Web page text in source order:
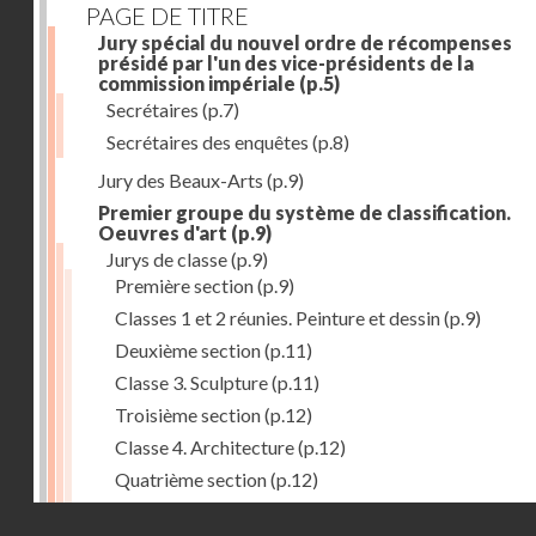
PAGE DE TITRE
Jury spécial du nouvel ordre de récompenses
présidé par l'un des vice-présidents de la
commission impériale (p.5)
Secrétaires (p.7)
Secrétaires des enquêtes (p.8)
Jury des Beaux-Arts (p.9)
Premier groupe du système de classification.
Oeuvres d'art (p.9)
Jurys de classe(p.9)
Première section(p.9)
Classes 1 et 2 réunies. Peinture et dessin(p.9)
Deuxième section(p.11)
Classe 3. Sculpture(p.11)
Troisième section(p.12)
Classe 4. Architecture(p.12)
Quatrième section(p.12)